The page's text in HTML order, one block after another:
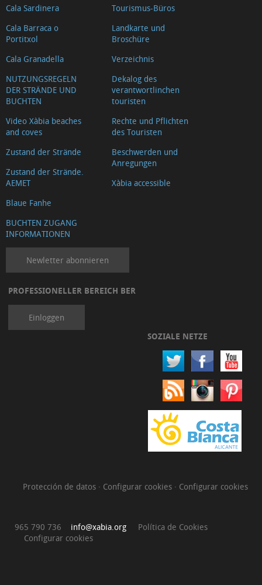
Cala Sardinera
Cala Barraca o
Portitxol
Cala Granadella
NUTZUNGSREGELN
DER STRÄNDE UND
BUCHTEN
Video Xàbia beaches
and coves
Zustand der Strände
Zustand der Strände.
AEMET
Blaue Fanhe
BUCHTEN ZUGANG
INFORMATIONEN
Tourismus-Büros
Landkarte und
Broschüre
Verzeichnis
Dekalog des
verantwortlinchen
touristen
Rechte und Pflichten
des Touristen
Beschwerden und
Anregungen
Xàbia accessible
Newletter abonnieren
PROFESSIONELLER BEREICH BER
Einloggen
SOZIALE NETZE
Protección de datos · Configurar cookies · Configurar cookies
965 790 736 info@xabia.org
Política de Cookies
Configurar cookies